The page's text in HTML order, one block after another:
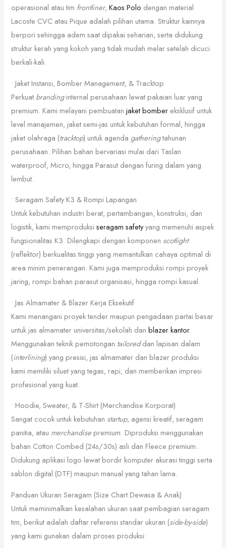
operasional atau tim frontliner,Kaos Polo dengan material
Lacoste CVC atau Pique adalah pilihan utama. Struktur kainnya
berpori sehingga adem saat dipakai seharian, serta didukung
struktur kerah yang kokoh yang tidak mudah melar setelah dicuci
berkali-kali.
• Jaket Instansi, Bomber Management, & Tracktop
Perkuat brandinginternal perusahaan lewat pakaian luar yang
premium. Kami melayani pembuatanjaket bomber eksklusif untuk
level manajemen, jaket semi-jas untuk kebutuhan formal, hingga
jaket olahraga (tracktop) untuk agenda gatheringtahunan
perusahaan. Pilihan bahan bervariasi mulai dari Taslan
waterproof, Micro, hingga Parasut dengan furing dalam yang
lembut.
• Seragam Safety K3 & Rompi Lapangan
Untuk kebutuhan industri berat, pertambangan, konstruksi, dan
logistik, kami memproduksiseragam safetyyang memenuhi aspek
fungsionalitas K3. Dilengkapi dengan komponen scotlight
(reflektor) berkualitas tinggi yang memantulkan cahaya optimal di
area minim penerangan. Kami juga memproduksi rompi proyek
jaring, rompi bahan parasut organisasi, hingga rompi kasual.
• Jas Almamater & Blazer Kerja Eksekutif
Kami menangani proyek tender maupun pengadaan partai besar
untuk jas almamater universitas/sekolah danblazer kantor.
Menggunakan teknik pemotongan tailoreddan lapisan dalam
(interlining) yang presisi, jas almamater dan blazer produksi
kami memiliki siluet yang tegas, rapi, dan memberikan impresi
profesional yang kuat.
• Hoodie, Sweater, & T-Shirt (Merchandise Korporat)
Sangat cocok untuk kebutuhan startup, agensi kreatif, seragam
panitia, atau merchandise premium. Diproduksi menggunakan
bahan Cotton Combed (24s/30s) asli dan Fleece premium.
Didukung aplikasi logo lewat bordir komputer akurasi tinggi serta
sablon digital (DTF) maupun manual yang tahan lama.
Panduan Ukuran Seragam (Size Chart Dewasa & Anak)
Untuk meminimalkan kesalahan ukuran saat pembagian seragam
tim, berikut adalah daftar referensi standar ukuran (side-by-side)
yang kami gunakan dalam proses produksi: